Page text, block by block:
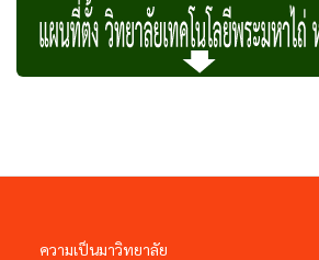
ความเป็นมาวิทยาลัย